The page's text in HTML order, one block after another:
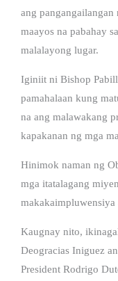
ang
maayos na pabahay
malalayong lugar.
Iginiit ni Bishop
pamahalaan kung
na ang malawakang
kapakanan ng mga
Hinimok naman ng
mga itatalagang
makakaimpluwensiya
Kaugnay nito,
Deogracias Iniguez
President Rodrigo